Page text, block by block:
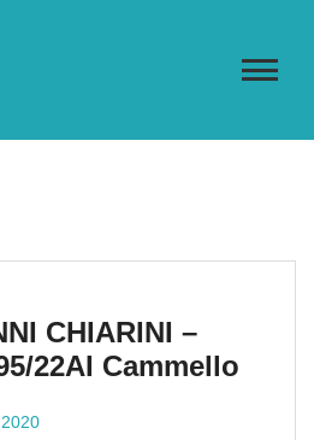
CHIARINI –
22AI Cammello